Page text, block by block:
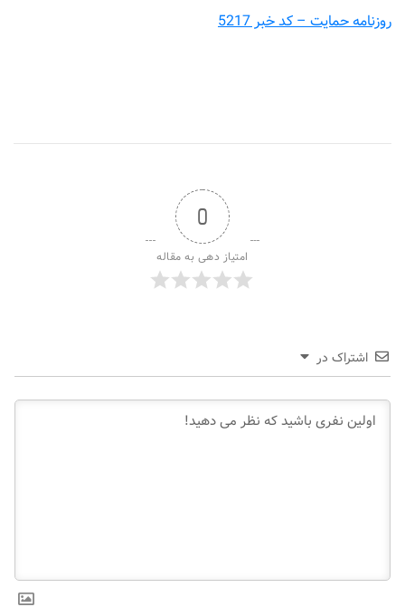
روزنامه حمایت – کد خبر 5217
0
امتیاز دهی به مقاله
اشتراک در